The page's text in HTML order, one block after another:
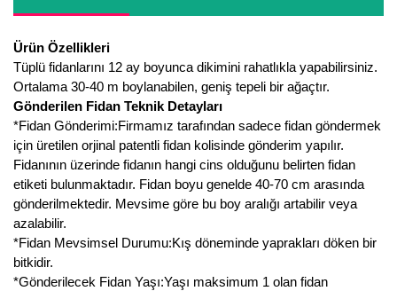
Ürün Özellikleri
Tüplü fidanlarını 12 ay boyunca dikimini rahatlıkla yapabilirsiniz.
Ortalama 30-40 m boylanabilen, geniş tepeli bir ağaçtır.
Gönderilen Fidan Teknik Detayları
*Fidan Gönderimi:Firmamız tarafından sadece fidan göndermek
için üretilen orjinal patentli fidan kolisinde gönderim yapılır.
Fidanının üzerinde fidanın hangi cins olduğunu belirten fidan
etiketi bulunmaktadır. Fidan boyu genelde 40-70 cm arasında
gönderilmektedir. Mevsime göre bu boy aralığı artabilir veya
azalabilir.
*Fidan Mevsimsel Durumu:Kış döneminde yaprakları döken bir
bitkidir.
*Gönderilecek Fidan Yaşı:Yaşı maksimum 1 olan fidan